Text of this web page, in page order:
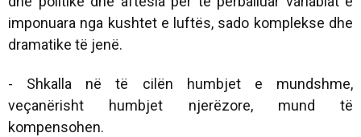
imponuara nga kushtet e luftës, sado komplekse dhe
dramatike të jenë.
- Shkalla në të cilën humbjet e mundshme,
veçanërisht humbjet njerëzore, mund të
kompensohen.